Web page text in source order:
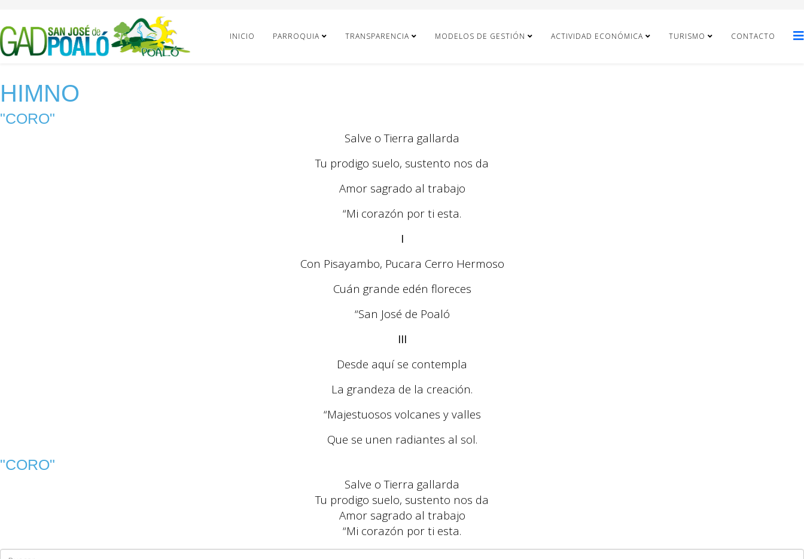
INICIO PARROQUIA TRANSPARENCIA MODELOS DE GESTIÓN ACTIVIDAD ECONÓMICA TURISMO CONTACTO
HIMNO
"CORO"
Salve o Tierra gallarda
Tu prodigo suelo, sustento nos da
Amor sagrado al trabajo
“Mi corazón por ti esta.
I
Con Pisayambo, Pucara Cerro Hermoso
Cuán grande edén floreces
“San José de Poaló
III
Desde aquí se contempla
La grandeza de la creación.
“Majestuosos volcanes y valles
Que se unen radiantes al sol.
"CORO"
Salve o Tierra gallarda
Tu prodigo suelo, sustento nos da
Amor sagrado al trabajo
“Mi corazón por ti esta.